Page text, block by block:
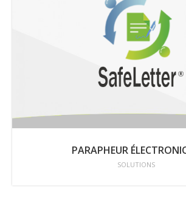
PARAPHEUR
SOLUTIONS